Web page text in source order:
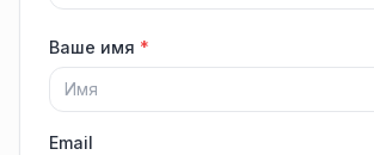
Ваше имя *
Email